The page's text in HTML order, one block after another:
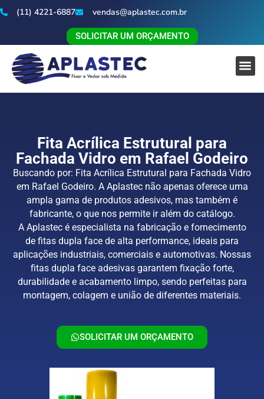
(11) 4221-6887 vendas@aplastec.com.br
SOLICITAR UM ORÇAMENTO
Fita Acrílica Estrutural para
Fachada Vidro em Rafael Godeiro
Buscando por: Fita Acrílica Estrutural para Fachada Vidro
em Rafael Godeiro. A Aplastec não apenas oferece uma
ampla gama de produtos adesivos, mas também é
fabricante, o que nos permite ir além do catálogo.
A Aplastec é especialista na fabricação e fornecimento
de fitas dupla face de alta performance, ideais para
aplicações industriais, comerciais e automotivas. Nossas
fitas dupla face adesivas garantem fixação forte,
durabilidade e acabamento limpo, sendo perfeitas para
montagem, colagem e união de diferentes materiais.
SOLICITAR UM ORÇAMENTO